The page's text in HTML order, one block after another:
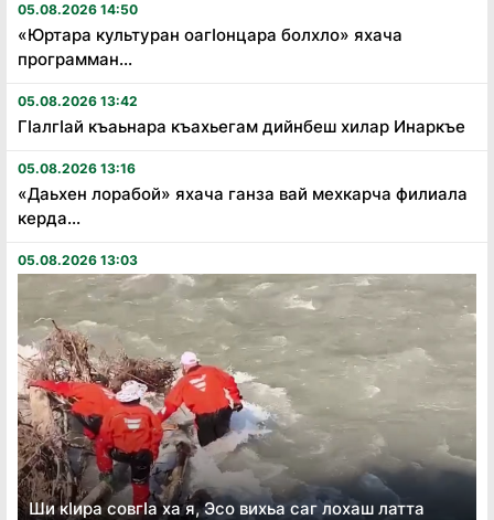
05.08.2026 14:50
«Юртара культуран оагӏонцара болхло» яхача
программан...
05.08.2026 13:42
Гӏалгӏай къаьнара къахьегам дийнбеш хилар Инаркъе
05.08.2026 13:16
«Даьхен лорабой» яхача ганза вай мехкарча филиала
керда...
05.08.2026 13:03
Ши кӏира совгӏа ха я, Эсо вихьа саг лохаш латта